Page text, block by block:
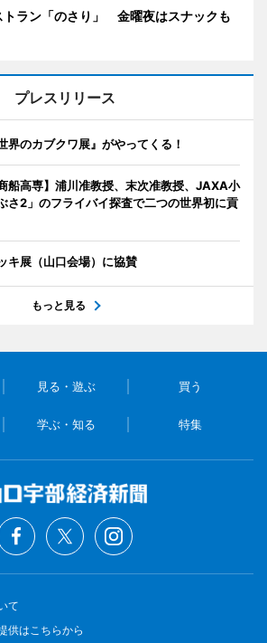
トラン「のさり」 金曜夜はスナックも
プレスリリース
界のカブクワ展』がやってくる！
船高専】浦川准教授、末次准教授、JAXA小
さ2」のフライバイ探査で二つの世界初に貢
キ展（山口会場）に協賛
もっと見る
見る・遊ぶ 買う
学ぶ・知る 特集
て
供はこちらから